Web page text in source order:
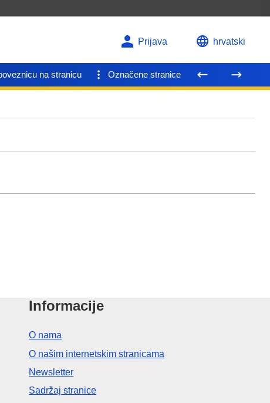
Prijava hrvatski
na stranicu Označene stranice
Informacije
O nama
O našim internetskim stranicama
Newsletter
Sadržaj stranice